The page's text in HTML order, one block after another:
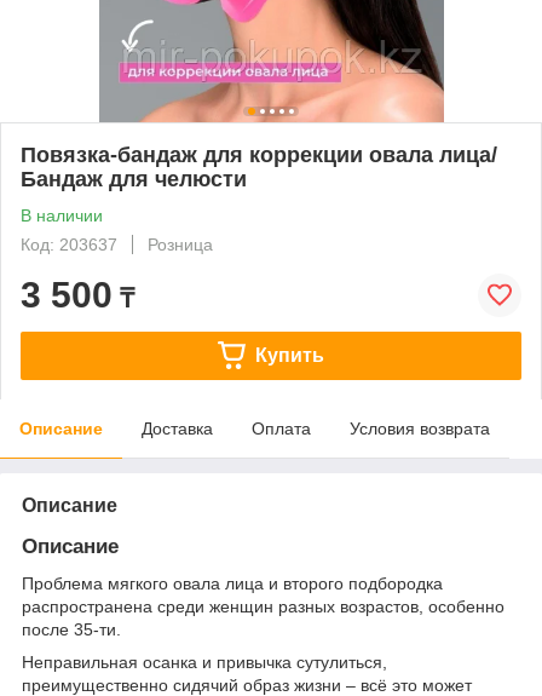
Повязка-бандаж для коррекции овала лица/
Бандаж для челюсти
В наличии
Код: 203637
Розница
3 500 ₸
Купить
Описание Доставка Оплата Условия возврата
Описание
Описание
Проблема мягкого овала лица и второго подбородка
распространена среди женщин разных возрастов, особенно
после 35-ти.
Неправильная осанка и привычка сутулиться,
преимущественно сидячий образ жизни – всё это может